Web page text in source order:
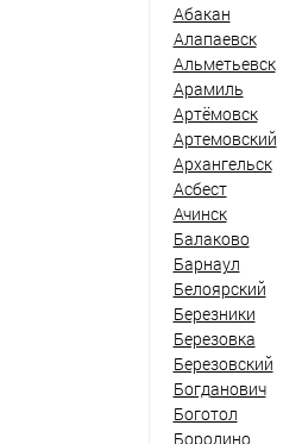
Абакан
Алапаевск
Альметьевск
Арамиль
Артёмовск
Артемовский
Архангельск
Асбест
Ачинск
Балаково
Барнаул
Белоярский
Березники
Березовка
Березовский
Богданович
Боготол
Бородино